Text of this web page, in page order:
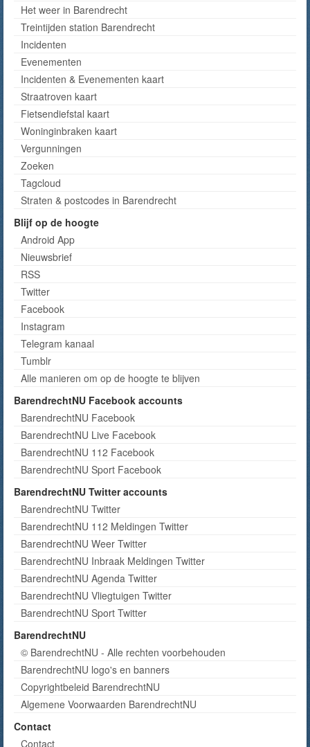
Het weer in Barendrecht
Treintijden station Barendrecht
Incidenten
Evenementen
Incidenten & Evenementen kaart
Straatroven kaart
Fietsendiefstal kaart
Woninginbraken kaart
Vergunningen
Zoeken
Tagcloud
Straten & postcodes in Barendrecht
Blijf op de hoogte
Android App
Nieuwsbrief
RSS
Twitter
Facebook
Instagram
Telegram kanaal
Tumblr
Alle manieren om op de hoogte te blijven
BarendrechtNU Facebook accounts
BarendrechtNU Facebook
BarendrechtNU Live Facebook
BarendrechtNU 112 Facebook
BarendrechtNU Sport Facebook
BarendrechtNU Twitter accounts
BarendrechtNU Twitter
BarendrechtNU 112 Meldingen Twitter
BarendrechtNU Weer Twitter
BarendrechtNU Inbraak Meldingen Twitter
BarendrechtNU Agenda Twitter
BarendrechtNU Vliegtuigen Twitter
BarendrechtNU Sport Twitter
BarendrechtNU
© BarendrechtNU - Alle rechten voorbehouden
BarendrechtNU logo's en banners
Copyrightbeleid BarendrechtNU
Algemene Voorwaarden BarendrechtNU
Contact
Contact